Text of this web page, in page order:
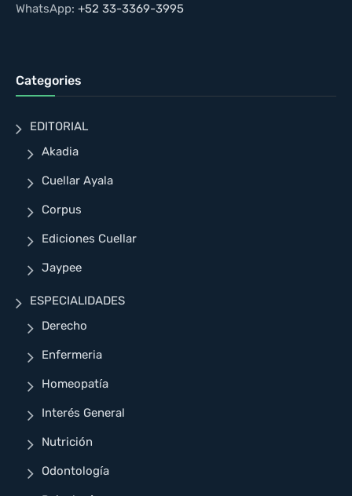
WhatsApp: +52 33-3369-3995
Categories
EDITORIAL
Akadia
Cuellar Ayala
Corpus
Ediciones Cuellar
Jaypee
ESPECIALIDADES
Derecho
Enfermeria
Homeopatía
Interés General
Nutrición
Odontología